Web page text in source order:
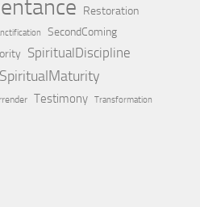
Restoration
SecondComing
SpiritualDiscipline
SpiritualMaturity
Testimony Transformation